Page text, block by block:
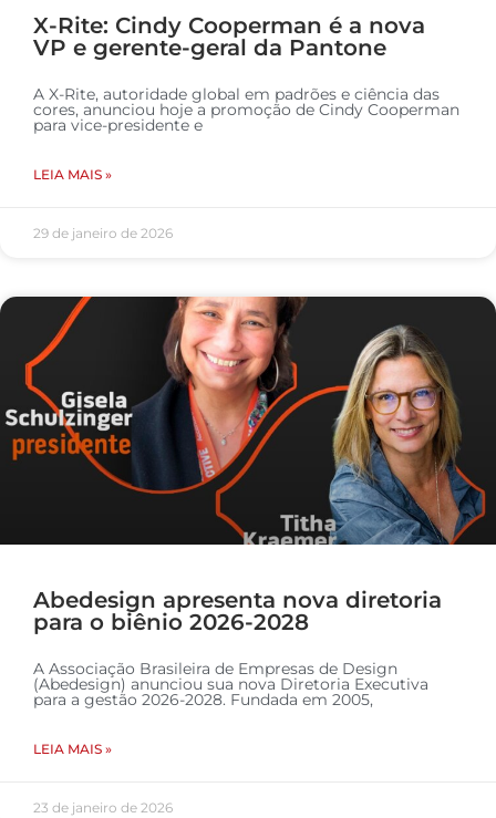
X-Rite: Cindy Cooperman é a nova
VP e gerente-geral da Pantone
A X-Rite, autoridade global em padrões e ciência das
cores, anunciou hoje a promoção de Cindy Cooperman
para vice-presidente e
LEIA MAIS »
29 de janeiro de 2026
Abedesign apresenta nova diretoria
para o biênio 2026-2028
A Associação Brasileira de Empresas de Design
(Abedesign) anunciou sua nova Diretoria Executiva
para a gestão 2026-2028. Fundada em 2005,
LEIA MAIS »
23 de janeiro de 2026